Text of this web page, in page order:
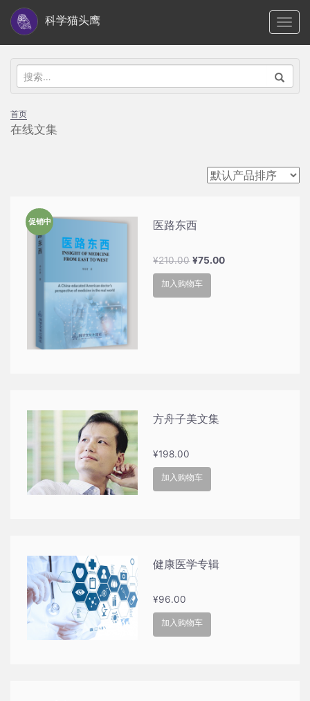
i
科学猫头鹰
搜
索：
首页
在线文集
促销中 医路东西
¥210.00 原
价
为：
¥75.00当
加入购物车
方舟子美文集
¥198.00
加入购物车
健康医学专辑
¥96.00
加入购物车